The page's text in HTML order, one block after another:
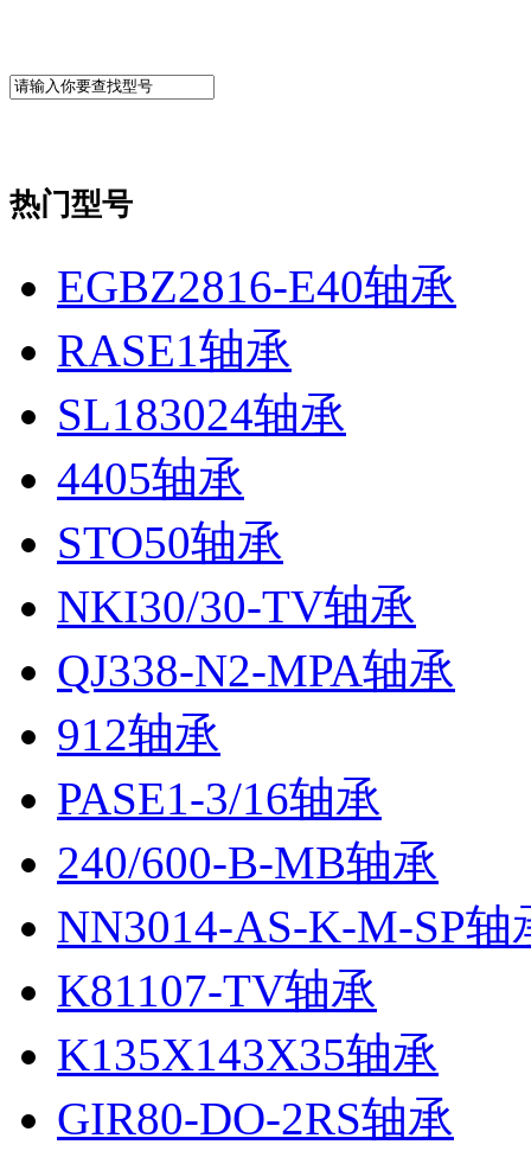
热门型号
EGBZ2816-E40轴承
RASE1轴承
SL183024轴承
4405轴承
STO50轴承
NKI30/30-TV轴承
QJ338-N2-MPA轴承
912轴承
PASE1-3/16轴承
240/600-B-MB轴承
NN3014-AS-K-M-SP轴
K81107-TV轴承
K135X143X35轴承
GIR80-DO-2RS轴承